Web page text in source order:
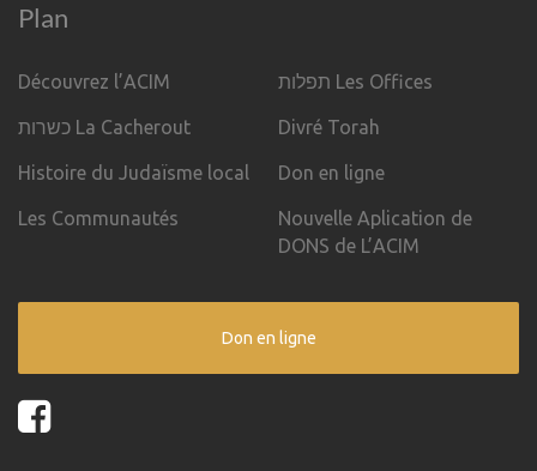
Plan
Découvrez l’ACIM
כשרות La Cacherout
Histoire du Judaïsme local
Les Communautés
תפלות Les Offices
Divré Torah
Don en ligne
Nouvelle Aplication de
DONS de L’ACIM
Don en ligne